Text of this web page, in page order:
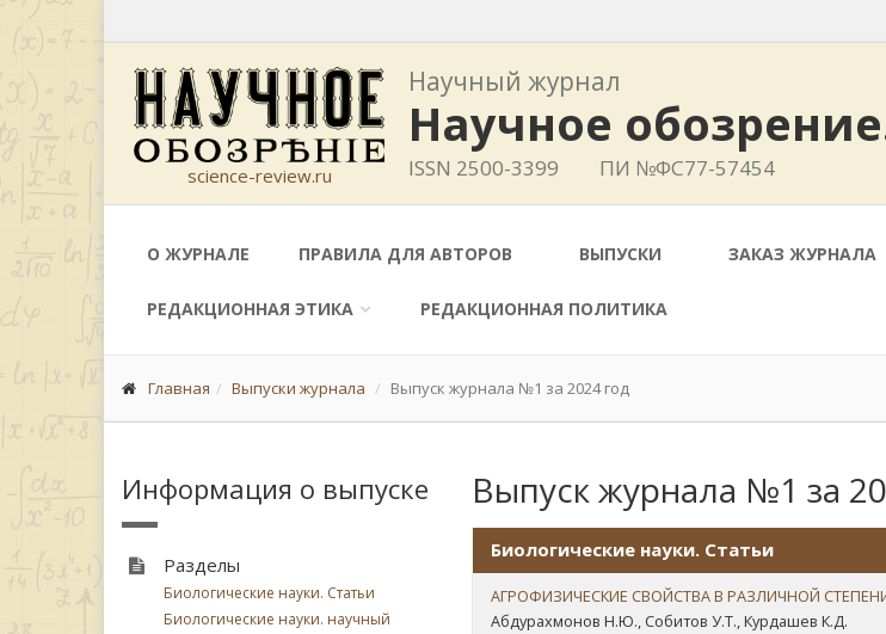
science-review.ru
Научный журнал
Научное
ISSN 2500-3399 ПИ №ФС77-57454
О ЖУРНАЛЕ ПРАВИЛА ДЛЯ АВТОРОВ ВЫПУСКИ ЗАКАЗ ЖУРНАЛА
РЕДАКЦИОННАЯ ЭТИКА РЕДАКЦИОННАЯ ПОЛИТИКА
Главная Выпуски журнала Выпуск журнала №1 за 2024 год
Информация о выпуске
Разделы
Биологические науки. Статьи
Биологические науки. научный
Выпуск журнала №1 за
Биологические науки. Статьи
АГРОФИЗИЧЕСКИЕ СВОЙСТВА В РАЗЛИЧНОЙ
Абдурахмонов Н.Ю., Собитов У.Т., Курдашев К.Д.